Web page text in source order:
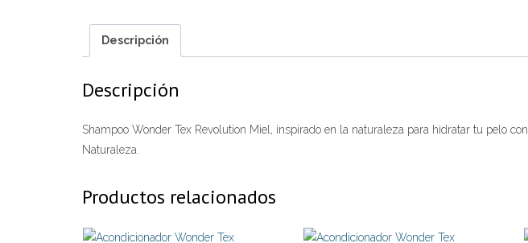
Descripción
Descripción
Shampoo Wonder Tex Revolution Miel, inspirado en la naturaleza para hidratar tu pelo
Naturaleza.
Productos relacionados